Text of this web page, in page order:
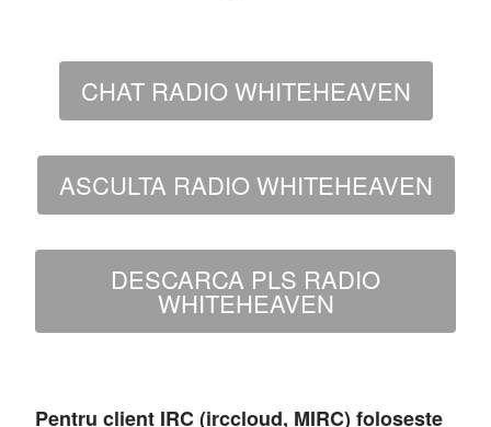
CHAT RADIO WHITEHEAVEN
ASCULTA RADIO WHITEHEAVEN
DESCARCA PLS RADIO
WHITEHEAVEN
Pentru client IRC (irccloud, MIRC) foloseste